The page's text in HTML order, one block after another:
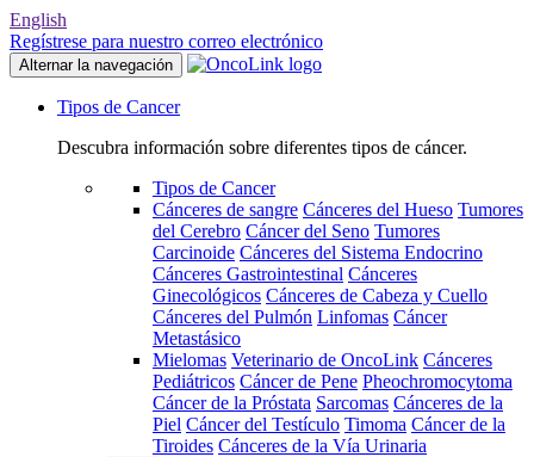
English
Regístrese para nuestro correo electrónico
Alternar la navegación
Tipos de Cancer
Descubra información sobre diferentes tipos de cáncer.
Tipos de Cancer
Cánceres de sangre Cánceres del Hueso Tumores
del Cerebro Cáncer del Seno Tumores
Carcinoide Cánceres del Sistema Endocrino
Cánceres Gastrointestinal Cánceres
Ginecológicos Cánceres de Cabeza y Cuello
Cánceres del Pulmón Linfomas Cáncer
Metastásico
Mielomas Veterinario de OncoLink Cánceres
Pediátricos Cáncer de Pene Pheochromocytoma
Cáncer de la Próstata Sarcomas Cánceres de la
Piel Cáncer del Testículo Timoma Cáncer de la
Tiroides Cánceres de la Vía Urinaria